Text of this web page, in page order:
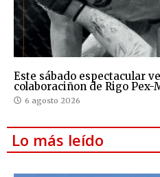
Este sábado espectacular
colaboraciñon de Rigo Pex-
6 agosto 2026
Lo más leído